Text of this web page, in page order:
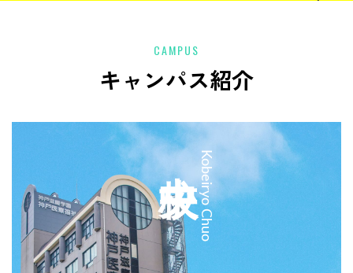
CAMPUS
キャンパス紹介
Kobeiryo Chuo